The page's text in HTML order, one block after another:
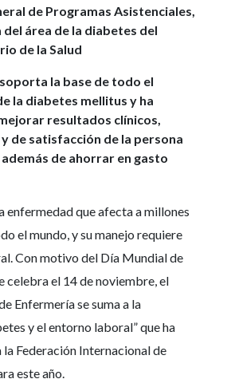
de Programas Asistenciales,
área de la diabetes del
de la Salud
la base de todo el
la diabetes mellitus y ha
resultados clínicos,
de satisfacción de la persona
de ahorrar en gasto
enfermedad que afecta a millones
el mundo, y su manejo requiere
Con motivo del Día Mundial de
celebra el 14 de noviembre, el
Enfermería se suma a la
y el entorno laboral” que ha
la Federación Internacional de
este año.